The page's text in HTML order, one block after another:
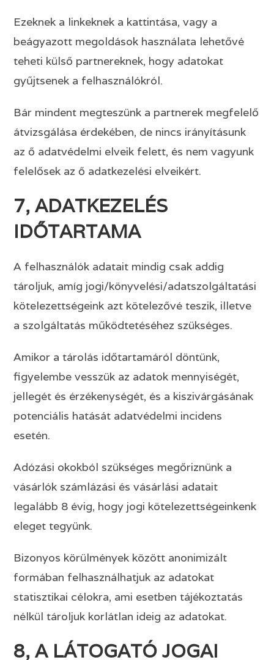
Ezeknek a linkeknek a kattintása, vagy a
beágyazott megoldások használata lehetővé
teheti külső partnereknek, hogy adatokat
gyűjtsenek a felhasználókról.
Bár mindent megteszünk a partnerek megfelelő
átvizsgálása érdekében, de nincs irányításunk
az ő adatvédelmi elveik felett, és nem vagyunk
felelősek az ő adatkezelési elveikért.
7, ADATKEZELÉS
IDŐTARTAMA
A felhasználók adatait mindig csak addig
tároljuk, amíg jogi/könyvelési/adatszolgáltatási
kötelezettségeink azt kötelezővé teszik, illetve
a szolgáltatás működtetéséhez szükséges.
Amikor a tárolás időtartamáról döntünk,
figyelembe vesszük az adatok mennyiségét,
jellegét és érzékenységét, és a kiszivárgásának
potenciális hatását adatvédelmi incidens
esetén.
Adózási okokból szükséges megőriznünk a
vásárlók számlázási és vásárlási adatait
legalább 8 évig, hogy jogi kötelezettségeinkenk
eleget tegyünk.
Bizonyos körülmények között anonimizált
formában felhasználhatjuk az adatokat
statisztikai célokra, ami esetben tájékoztatás
nélkül tároljuk korlátlan ideig az adatokat.
8, A LÁTOGATÓ JOGAI